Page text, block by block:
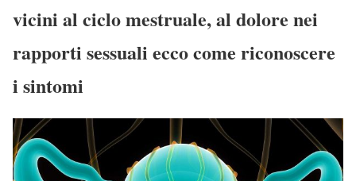
vicini al ciclo mestruale, al dolore nei
rapporti sessuali ecco come riconoscere
i sintomi